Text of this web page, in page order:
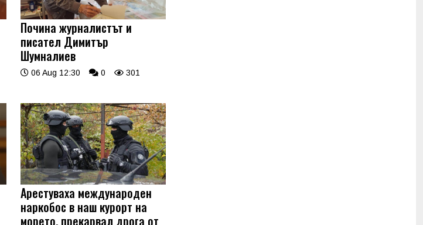
Почина журналистът и
писател Димитър
Шумналиев
06 Aug 12:30 0 301
Арестуваха международен
наркобос в наш курорт на
морето, прекарвал дрога от